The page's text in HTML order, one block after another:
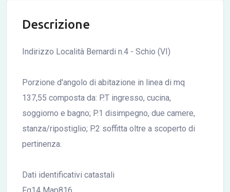
Descrizione
Indirizzo Località Bernardi n.4 - Schio (VI)
Porzione d'angolo di abitazione in linea di mq
137,55 composta da: P.T ingresso, cucina,
soggiorno e bagno; P.1 disimpegno, due camere,
stanza/ripostiglio; P.2 soffitta oltre a scoperto di
pertinenza.
Dati identificativi catastali